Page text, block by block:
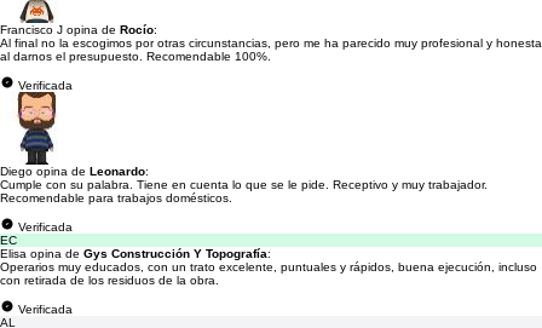
Francisco J opina de Rocío:
Al final no la escogimos por otras circunstancias, pero me ha parecido muy profesional y honesta
al darnos el presupuesto. Recomendable 100%.
Verificada
Diego opina de Leonardo:
Cumple con su palabra. Tiene en cuenta lo que se le pide. Receptivo y muy trabajador.
Recomendable para trabajos domésticos.
Verificada
EC
Elisa opina de Gys Construcción Y Topografía:
Operarios muy educados, con un trato excelente, puntuales y rápidos, buena ejecución, incluso
con retirada de los residuos de la obra.
Verificada
AL